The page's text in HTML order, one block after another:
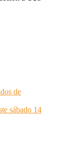
de
sábado 14